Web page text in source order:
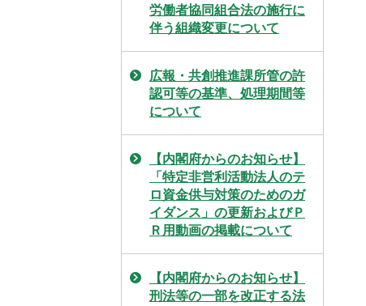
労働者協同組合法の施行に
伴う組織変更について
広報・共創推進課所管の許
認可等の基準、処理期間等
について
【内閣府からのお知らせ】
「特定非営利活動法人のテ
ロ資金供与対策のためのガ
イダンス」の更新およびＰ
Ｒ用動画の掲載について
【内閣府からのお知らせ】
刑法等の一部を改正する法